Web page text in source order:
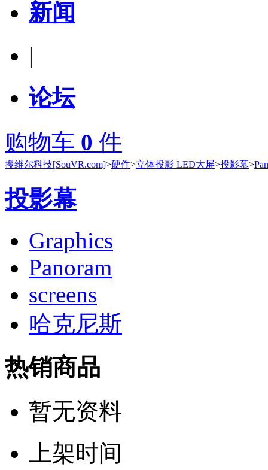
新闻
|
论坛
购物车 0 件
搜维尔科技[SouVR.com]>硬件>立体投影 LED大屏>投影幕>
投影幕
Graphics
Panoram
screens
哈克尼斯
热销商品
暂无资料
上架时间